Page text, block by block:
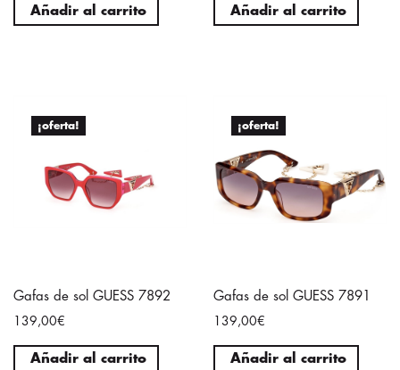
Añadir al carrito Añadir al carrito
¡oferta!
Gafas de sol GUESS 7892
139,00€
Añadir al carrito
¡oferta!
Gafas de sol GUESS 7891
139,00€
Añadir al carrito